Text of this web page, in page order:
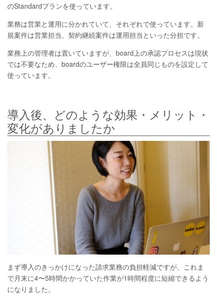
のStandardプランを使っています。
業務は営業と運用に分かれていて、それぞれで使っています。新
規案件は営業担当、契約継続案件は運用担当といった分担です。
業務上の管理者は置いていますが、board上の承認プロセスは現状
では不要なため、boardのユーザー権限は全員同じものを設定して
使っています。
導入後、どのような効果・メリット・
変化がありましたか
まず導入のきっかけになった請求業務の負担軽減ですが、これま
で月末に4〜5時間かかっていた作業が1時間程度に短縮できるよう
になりました。